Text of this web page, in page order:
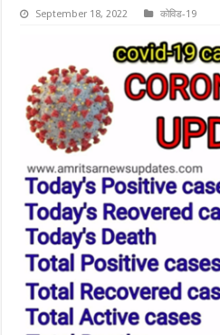
September 18, 2022 कोविड-19